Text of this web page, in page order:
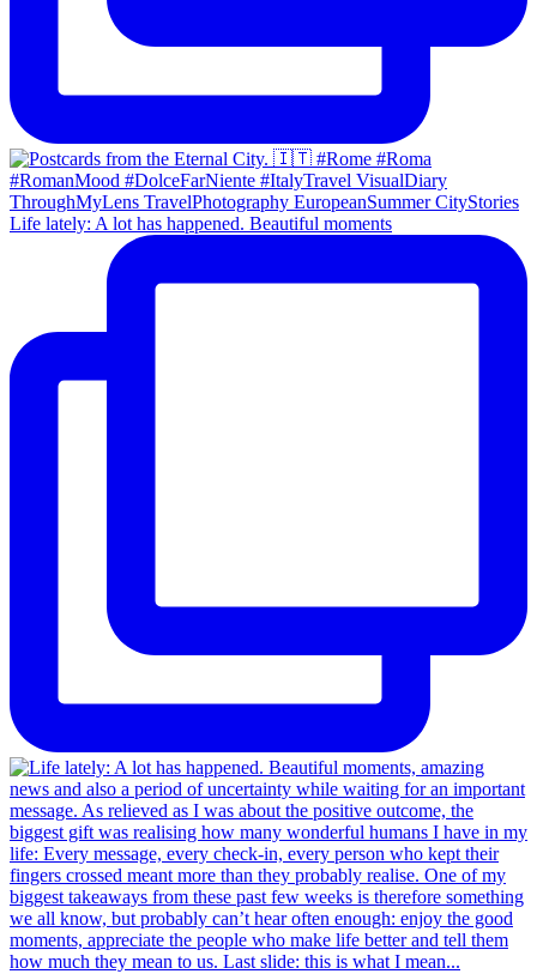
Life lately: A lot has happened. Beautiful moments